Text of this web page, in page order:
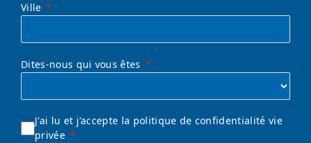
Ville
Dites-nous qui vous êtes
J'ai lu et j'accepte la politique de confidentialité vie
privée